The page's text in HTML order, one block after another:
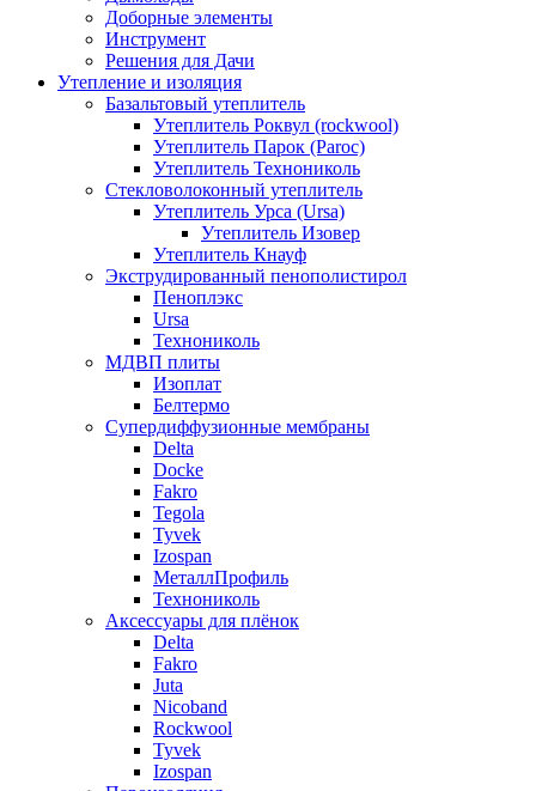
Доборные элементы
Инструмент
Решения для Дачи
Утепление и изоляция
Базальтовый утеплитель
Утеплитель Роквул (rockwool)
Утеплитель Парок (Paroc)
Утеплитель Технониколь
Стекловолоконный утеплитель
Утеплитель Урса (Ursa)
Утеплитель Изовер
Утеплитель Кнауф
Экструдированный пенополистирол
Пеноплэкс
Ursa
Технониколь
МДВП плиты
Изоплат
Белтермо
Супердиффузионные мембраны
Delta
Docke
Fakro
Tegola
Tyvek
Izospan
МеталлПрофиль
Технониколь
Аксессуары для плёнок
Delta
Fakro
Juta
Nicoband
Rockwool
Tyvek
Izospan